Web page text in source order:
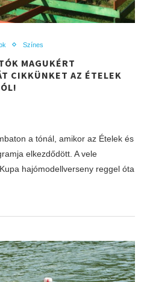
Színes
MAGUKÉRT
CIKKÜNKET AZ ÉTELEK
a tónál, amikor az Ételek és
elkezdődött. A vele
hajómodellverseny reggel óta